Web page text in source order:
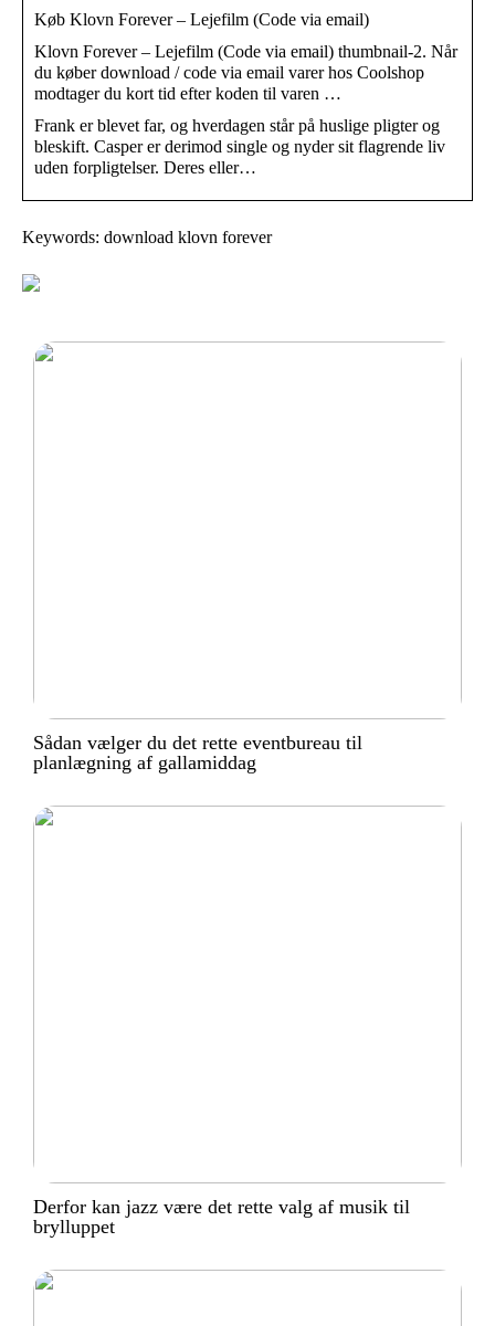
Køb Klovn Forever – Lejefilm (Code via email)
Klovn Forever – Lejefilm (Code via email) thumbnail-2. Når
du køber download / code via email varer hos Coolshop
modtager du kort tid efter koden til varen …
Frank er blevet far, og hverdagen står på huslige pligter og
bleskift. Casper er derimod single og nyder sit flagrende liv
uden forpligtelser. Deres eller…
Keywords: download klovn forever
Sådan vælger du det rette eventbureau til
planlægning af gallamiddag
Derfor kan jazz være det rette valg af musik til
brylluppet